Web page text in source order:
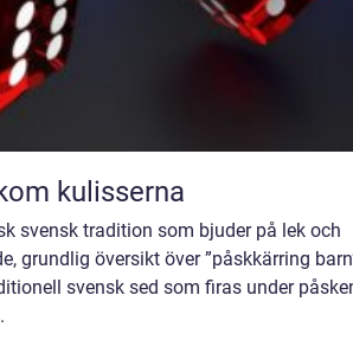
kulisserna
svensk tradition som bjuder på lek och
grundlig översikt över ”påskkärring
svensk sed som firas under